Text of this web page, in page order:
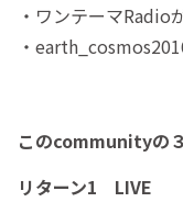
・ワンテーマRadio
・
このcommunityの
リターン1 LIVE